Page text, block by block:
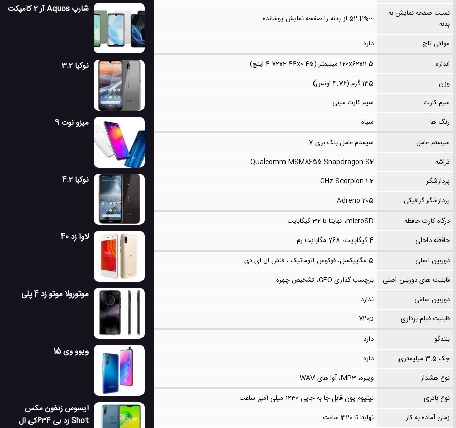
نسبت صفحه نمایش به
بدنه
~52.4% از بدنه را صفحه نمایش پوشانده
مولتی تاچ دارد
اندازه
120x62x11.5 میلیمتر (4.72x2.44x0.45 اینچ)
وزن
135 گرم (4.76 اونس)
سیم کارت
سیم کارت مینی
رنگ ها
سیاه
سیستم عامل
سیستم عامل بلک بری 7
تراشه
Qualcomm MSM8655 Snapdragon S2
پردازشگر
1.2 GHz Scorpion
پردازشگر گرافیکی
Adreno 205
درگاه کارت حافظه
microSD، نهایتا تا 32 گیگابایت
حافظه داخلی
4 گیگابایت، 768 مگابایت رم
دوربین اصلی
5 مگاپیکسل، فوکوس اتوماتیک ، فلش ال ای دی
قابلیت های دوربین اصلی
برچسب گذاری GEO، تشخیص چهره
دوربین سلفی
ندارد
قابلیت فیلم برداری
720p
بلندگو
دارد
جک 3.5 میلیمتری
دارد
نوع هشدار
ویبره، MP3، آوا های WAV
نوع باتری
لیتیوم-یون قابل جا به جایی 1230 میلی آمپر ساعت
زمان آماده به کار
نهایتا تا 320 ساعت
شارپ Aquos آر 2 کامپکت
نوکیا 3.2
میزو نوت 9
نوکیا 4.2
لاوا زد 40
موتورولا موتو زد 4 پلی
ویوو وی 15
ایسوس زنفون مکس
Shot زد بی 634کی ال